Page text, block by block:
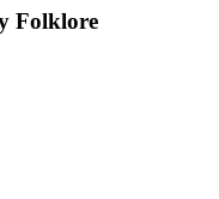
Folklore